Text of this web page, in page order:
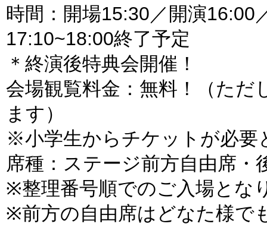
時間：開場15:30／開演16:00
17:10~18:00終了予定
＊終演後特典会開催！
会場観覧料金：無料！（ただ
ます）
※小学生からチケットが必要
席種：ステージ前方自由席・
※整理番号順でのご入場とな
※前方の自由席はどなた様で